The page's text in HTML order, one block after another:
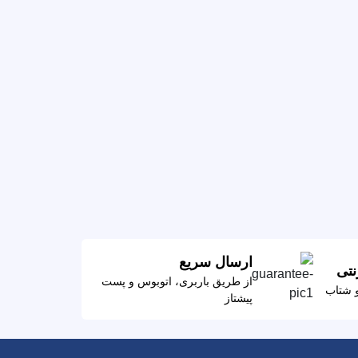
شتاب
ارسال سریع
از طریق باربری، اتوبوس و پست
پیشتاز